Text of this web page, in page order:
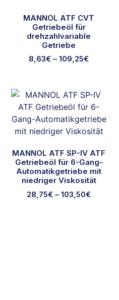
MANNOL ATF CVT
Getriebeöl für
drehzahlvariable
Getriebe
8,63€ – 109,25€
MANNOL ATF SP-IV ATF
Getriebeöl für 6-Gang-
Automatikgetriebe mit
niedriger Viskosität
28,75€ – 103,50€